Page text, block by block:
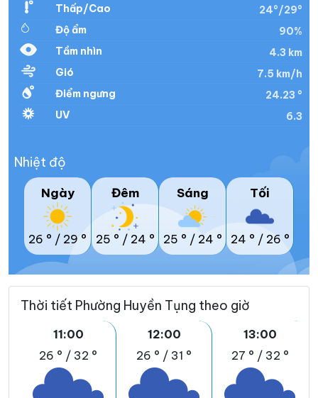
Thấp/Cao
24°/29°
Độ ẩm
90%
Tầm nhìn
4.3 km
Gió
7.5 km/h
Điểm ngưng
24.23 °
UV
6.3
Nhiệt độ
Ngày
26 ° / 29 °
Đêm
25 ° / 24 °
Sáng
25 ° / 24 °
Tối
24 ° / 26 °
Thời tiết Phường Huyền Tụng theo giờ
11:00
26 ° / 32 °
12:00
26 ° / 31 °
13:00
27 ° / 32 °